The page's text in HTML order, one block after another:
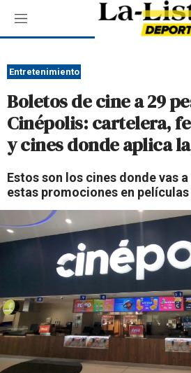
M
e
ú
Entretenimiento
Boletos de cine a 29
Cinépolis: cartelera,
y cines donde aplica
Estos son los cines donde vas
estas promociones en